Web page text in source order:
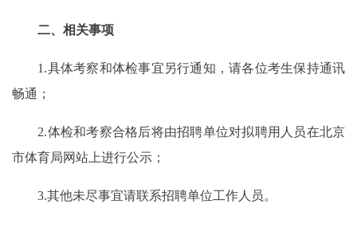
二、相关事项
1.具体考察和体检事宜另行通知，请各位考生保持通讯
畅通；
2.体检和考察合格后将由招聘单位对拟聘用人员在北京
市体育局网站上进行公示；
3.其他未尽事宜请联系招聘单位工作人员。